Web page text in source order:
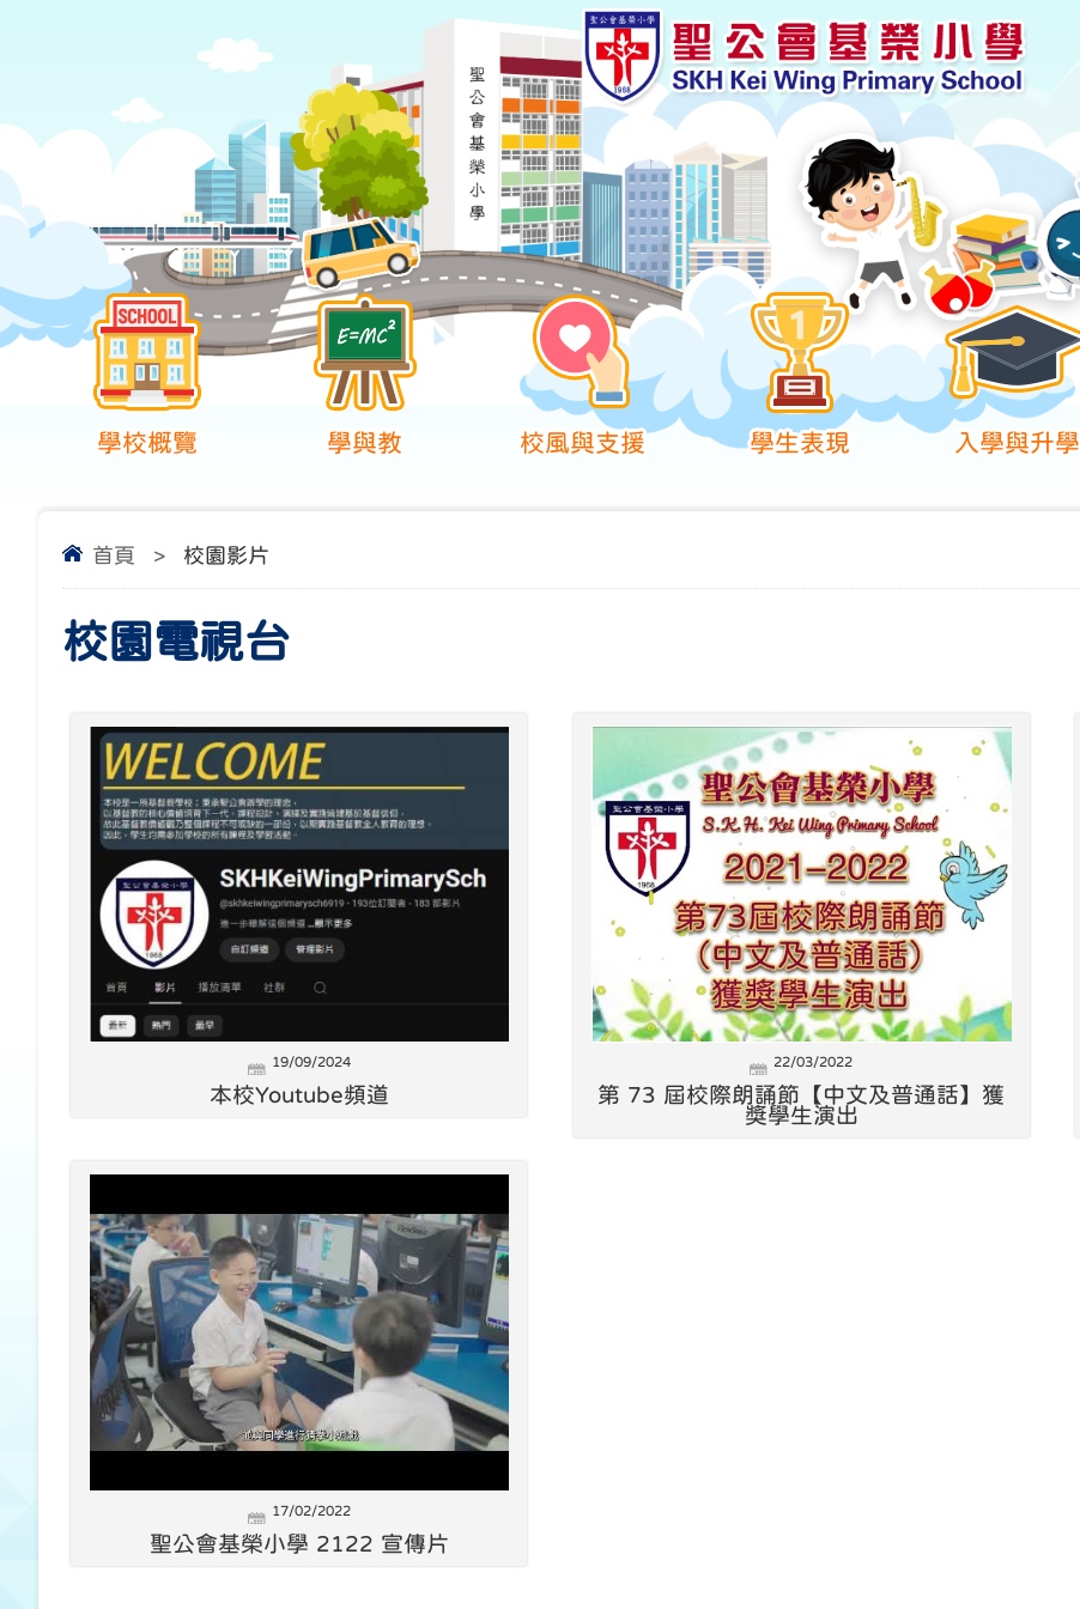
學校概覽 學與教 校風與支援 學生表現 入學與升學
首頁 > 校園影片
校園電視台
19/09/2024
本校Youtube頻道
22/03/2022
第 73 屆校際朗誦節【中文及普通話】獲
獎學生演出
17/02/2022
聖公會基榮小學 2122 宣傳片